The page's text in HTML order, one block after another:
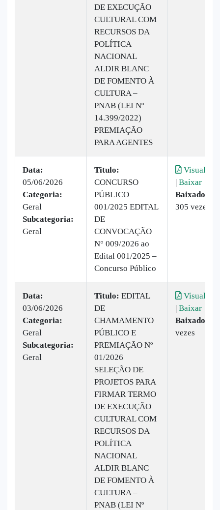
DE EXECUÇÃO
CULTURAL COM
RECURSOS DA
POLÍTICA
NACIONAL
ALDIR BLANC
DE FOMENTO À
CULTURA –
PNAB (LEI Nº
14.399/2022)
PREMIAÇÃO
PARA AGENTES
Data:
05/06/2026
Categoria:
Geral
Subcategoria:
Geral
Titulo:
CONCURSO
PÚBLICO
001/2025 EDITAL
DE
CONVOCAÇÃO
N° 009/2026 ao
Edital 001/2025 –
Concurso Público
Visualizar
| Baixar
Baixado:
305 vezes
Data:
03/06/2026
Categoria:
Geral
Subcategoria:
Geral
Titulo: EDITAL
DE
CHAMAMENTO
PÚBLICO E
PREMIAÇÃO Nº
01/2026
SELEÇÃO DE
PROJETOS PARA
FIRMAR TERMO
DE EXECUÇÃO
CULTURAL COM
RECURSOS DA
POLÍTICA
NACIONAL
ALDIR BLANC
DE FOMENTO À
CULTURA –
PNAB (LEI Nº
Visualizar
| Baixar
Baixado:
vezes